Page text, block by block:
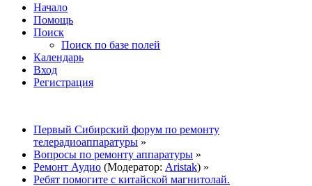
Начало
Помощь
Поиск
Поиск по базе полей
Календарь
Вход
Регистрация
Первый Сибирский форум по ремонту
телерадиоаппаратуры »
Вопросы по ремонту аппаратуры »
Ремонт Аудио (Модератор: Aristak) »
Ребят помогите с китайской магнитолай.